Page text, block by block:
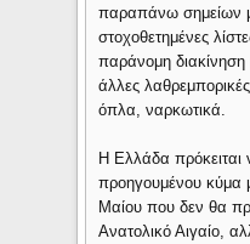
παραπάνω σημείων
στοχοθετημένες
παράνομη
άλλες
όπλα, ναρκωτικά.
Η Ελλάδα πρόκειται
προηγουμένου κύμα
Μαίου που δεν θα
Ανατολικό Αιγαίο,